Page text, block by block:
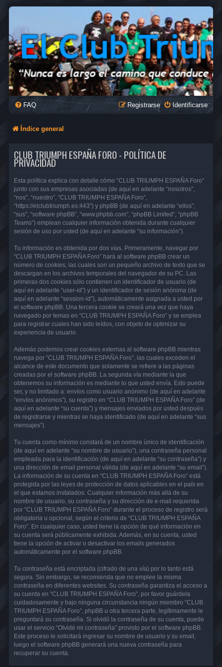
FAQ Identificarse
Registrarse
Índice general
CLUB TRIUMPH ESPAÑA FORO - POLÍTICA DE
PRIVACIDAD
Esta política explica con detalle cómo “CLUB TRIUMPH ESPAÑA Foro”
junto con sus empresas asociadas (de aquí en adelante “nosotros”,
“nos”, “nuestro”, “CLUB TRIUMPH ESPAÑA Foro”,
“https://elclubtriumph.es:443”) y phpBB (de aquí en adelante “ellos”,
“sus”, “software phpBB”, “www.phpbb.com”, “phpBB Limited”, “phpBB
Teams”) emplean cualquier información obtenida durante cualquier
sesión de uso por usted (de aquí en adelante “su información”).
Tu información es obtenida por dos vías. Primeramente, navegar por
“CLUB TRIUMPH ESPAÑA Foro” hará al software phpBB crear un
número de cookies, las cuales son un pequeño archivo de texto que se
descargan en los archivos temporales del navegador de su PC. Las
primeras dos cookies sólo contienen un identificador de usuario (de
aquí en adelante “user-id”) y un identificador de sesión anónima (de
aquí en adelante “session-id”), automáticamente asignada a usted por
el software phpBB. Una tercera cookie se creará una vez que haya
navegado por temas en “CLUB TRIUMPH ESPAÑA Foro” y se emplea
para registrar cuales han sido leídos, con objeto de optimizar su
experiencia de usuario.
Además podemos crear cookies externas al software phpBB mientras
navega por “CLUB TRIUMPH ESPAÑA Foro”, las cuales exceden el
alcance de este documento que solamente se refiere a las páginas
creadas por el software phpBB. La segunda vía mediante la que
obtenemos su información es mediante lo que usted envía. Esto puede
ser, y no limitado a: envíos como usuario anónimo (de aquí en adelante
“envíos anónimos”), su registro en “CLUB TRIUMPH ESPAÑA Foro” (de
aquí en adelante “su cuenta”) y mensajes enviados por usted después
de registrarse y mientras se haya identificado (de aquí en adelante “sus
mensajes”).
Tu cuenta como mínimo constará de un nombre único de identificación
(de aquí en adelante “su nombre de usuario”), una contraseña personal
empleada para la identificación (de aquí en adelante “su contraseña”) y
una dirección de email personal válida (de aquí en adelante “su email”).
La información de su cuenta en “CLUB TRIUMPH ESPAÑA Foro” está
protegida por las leyes de protección de datos aplicables en el país en
el que estamos instalados. Cualquier información más allá de su
nombre de usuario, su contraseña y su dirección de e-mail requerida
por “CLUB TRIUMPH ESPAÑA Foro” durante el proceso de registro será
obligatoria u opcional, según el criterio de “CLUB TRIUMPH ESPAÑA
Foro”. En cualquier caso, usted tiene la opción de qué información en
su cuenta será públicamente exhibida. Además, en su cuenta, usted
tiene la opción de activar o desactivar los emails generados
automáticamente por el software phpBB.
Tu contraseña está encriptada (cifrado de una vía) por lo tanto está
segura. Sin embargo, se recomienda que no emplee la misma
contraseña en diferentes websites. Su contraseña garantiza el acceso a
su cuenta en “CLUB TRIUMPH ESPAÑA Foro”, por favor guárdela
cuidadosamente y bajo ninguna circunstancia ningún miembro “CLUB
TRIUMPH ESPAÑA Foro”, phpBB u otra tercera parte, legítimamente le
preguntará su contraseña. Si olvidó la contraseña de su cuenta, puede
usar el servicio “Olvidé mi contraseña” provisto por el software phpBB.
Este proceso le solicitará ingresar su nombre de usuario y su email,
luego el software phpBB generará una nueva contraseña para
recuperar su cuenta.